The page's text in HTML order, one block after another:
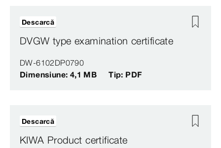
DVGW type examination certificate
DW-6102DP0790
Dimensiune: 4,1 MB
Tip: PDF
Descarcă
KIWA Product certificate
Descarcă